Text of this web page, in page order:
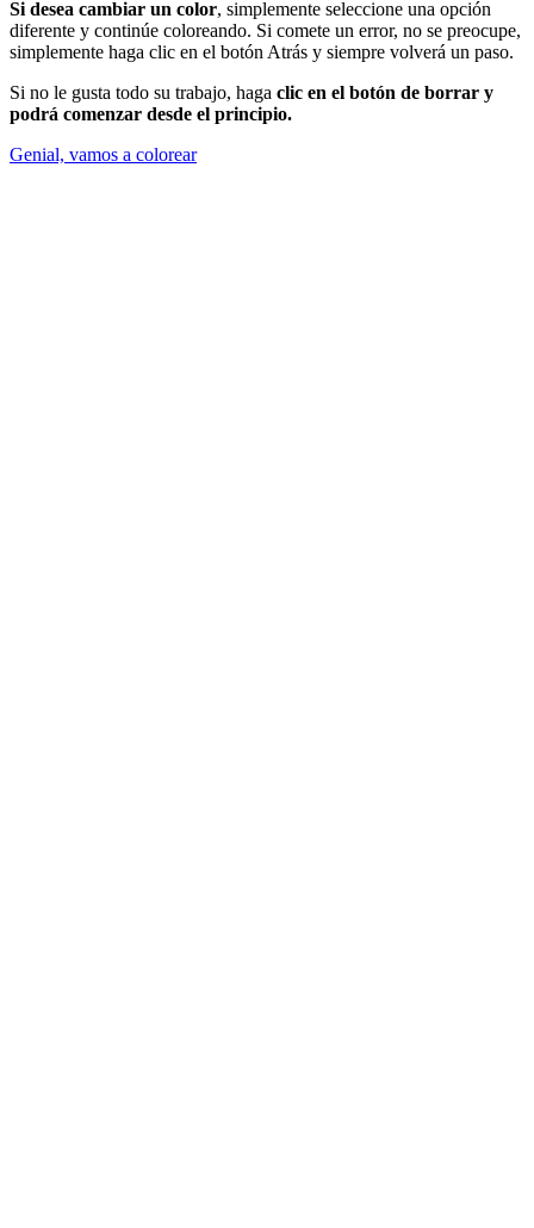
Si desea cambiar un color, simplemente seleccione una opción
diferente y continúe coloreando. Si comete un error, no se preocupe,
simplemente haga clic en el botón Atrás y siempre volverá un paso.
Si no le gusta todo su trabajo, haga clic en el botón de borrar y
podrá comenzar desde el principio.
Genial, vamos a colorear